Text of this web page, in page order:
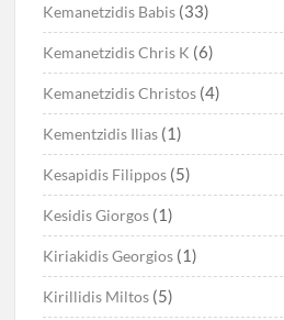
Kemanetzidis Babis (33)
Kemanetzidis Chris K (6)
Kemanetzidis Christos (4)
Kementzidis Ilias (1)
Kesapidis Filippos (5)
Kesidis Giorgos (1)
Kiriakidis Georgios (1)
Kirillidis Miltos (5)